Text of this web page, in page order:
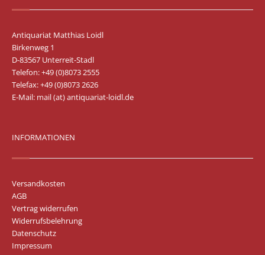
Antiquariat Matthias Loidl
Birkenweg 1
D-83567 Unterreit-Stadl
Telefon: +49 (0)8073 2555
Telefax: +49 (0)8073 2626
E-Mail: mail (at) antiquariat-loidl.de
INFORMATIONEN
Versandkosten
AGB
Vertrag widerrufen
Widerrufsbelehrung
Datenschutz
Impressum